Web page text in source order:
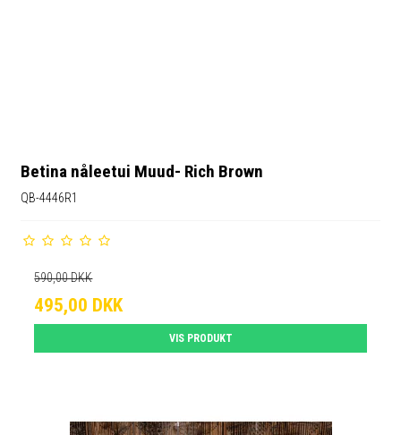
Betina nåleetui Muud- Rich Brown
QB-4446R1
590,00 DKK
495,00 DKK
VIS PRODUKT